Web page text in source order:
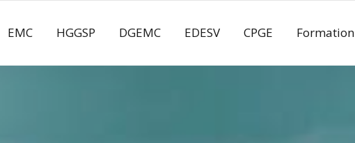
EMC HGGSP DGEMC EDESV CPGE Formation